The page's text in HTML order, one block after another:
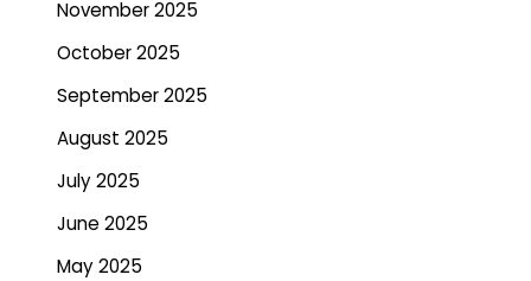
November 2025
October 2025
September 2025
August 2025
July 2025
June 2025
May 2025